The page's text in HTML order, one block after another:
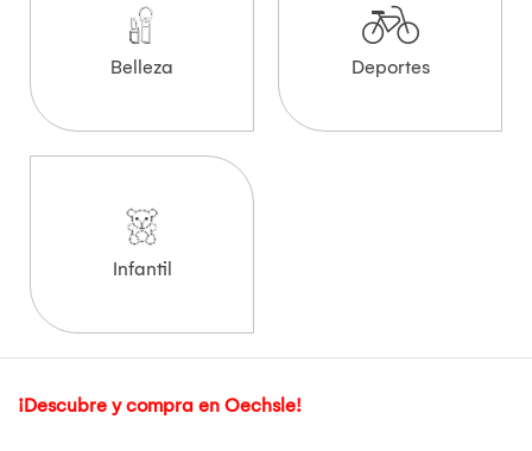
Belleza Deportes
Infantil
¡Descubre y compra en Oechsle!